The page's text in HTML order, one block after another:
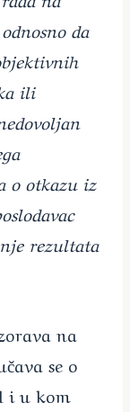
da
ili
o otkazu iz
rezultata
na
se o
i u kom